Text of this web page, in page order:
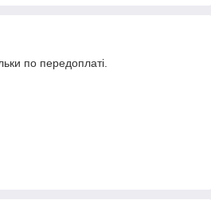
по передоплаті.